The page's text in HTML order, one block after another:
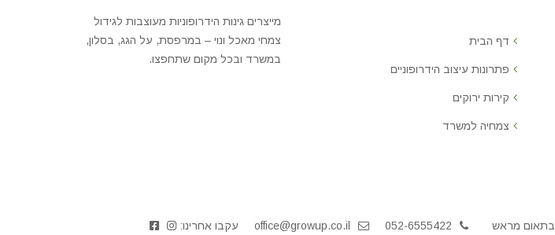
דף הבית
פתרונות עיצוב הידרופוניים
קירות ירוקים
צמחיה למשרד
מייצרים גינות הידרופוניות מעוצבות לגידול
צמחי מאכל ונוי – במרפסת, על הגג, בסלון,
במשרד ובכל מקום שתחפצו.
בתאום מראש 052-6555422
office@growup.co.il עקבו אחרינו: